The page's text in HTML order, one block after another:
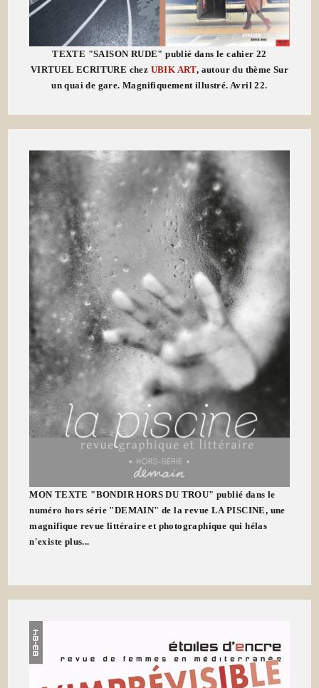
TEXTE "SAISON RUDE" publié dans le cahier 22
VIRTUEL ECRITURE chez UBIK ART, autour du thème Sur
un quai de gare. Magnifiquement illustré. Avril 22.
MON TEXTE "BONDIR HORS DU TROU" publié dans le
numéro hors série "DEMAIN" de la revue LA PISCINE, une
magnifique revue littéraire et photographique qui hélas
n'existe plus...